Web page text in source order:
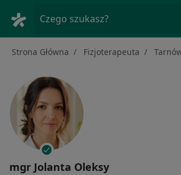
Czego szukasz?
Strona Główna Fizjoterapeuta
mgr Jolanta Oleksy